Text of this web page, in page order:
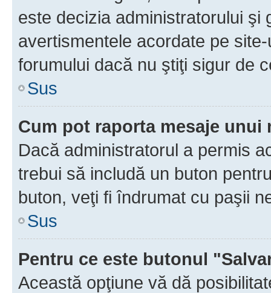
este decizia administratorului şi
avertismentele acordate pe
forumului dacă nu ştiţi sigur de
Sus
Cum pot raporta mesaje unui
Dacă administratorul a permis
trebui să includă un buton
buton, veţi fi îndrumat cu paşii
Sus
Pentru ce este butonul
Această opţiune vă dă